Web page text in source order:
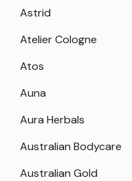
Astrid
Atelier Cologne
Atos
Auna
Aura Herbals
Australian Bodycare
Australian Gold